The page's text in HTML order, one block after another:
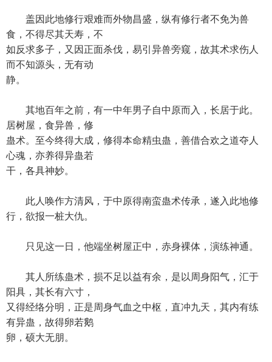
盖因此地修行艰难而外物昌盛，纵有修行者不免为兽
食，不得尽其天寿，不
如反求多子，又因正面杀伐，易引异兽旁窥，故其术求伤人
而不知源头，无有动
静。
其地百年之前，有一中年男子自中原而入，长居于此。
居树屋，食异兽，修
蛊术。至今终得大成，修得本命精虫蛊，善借合欢之道夺人
心魂，亦养得异蛊若
干，各具神妙。
此人唤作方清风，于中原得南蛮蛊术传承，遂入此地修
行，欲报一桩大仇。
只见这一日，他端坐树屋正中，赤身裸体，演练神通。
其人所练蛊术，损不足以益有余，是以周身阳气，汇于
阳具，其长有六寸，
又得经络分明，正是周身气血之中枢，直冲九天，其内有练
有异蛊，故得卵若鹅
卵，硕大无朋。